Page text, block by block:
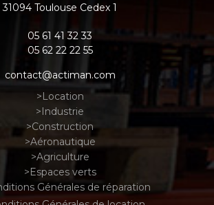
31094 Toulouse Cedex 1
05 61 41 32 33
05 62 22 22 55
contact@actiman.com
Location
Industrie
Construction
Aéronautique
Agriculture
Espaces verts
Générales de réparation